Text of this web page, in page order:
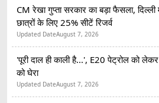
CM रेखा गुप्ता सरकार का बड़ा फैसला, दिल्ली
छात्रों के लिए 25% सीटें रिजर्व
Updated DateAugust 7, 2026
'पूरी दाल ही काली है...', E20 पेट्रोल को
को घेरा
Updated DateAugust 7, 2026